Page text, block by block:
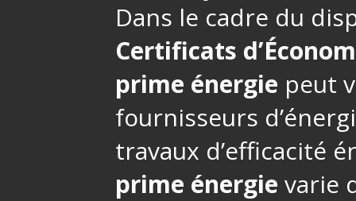
Dans le cadre du
Certificats
prime énergie peut
fournisseurs
travaux d’efficacité
prime énergie varie